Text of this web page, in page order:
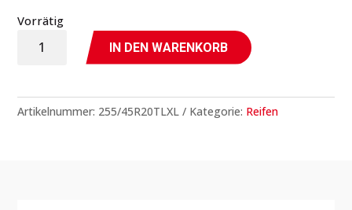
Vorrätig
N'FERA
255/45R20TLXL
-
IN DEN WARENKORB
Artikelnummer: 255/45R20TLXL Kategorie: Reifen